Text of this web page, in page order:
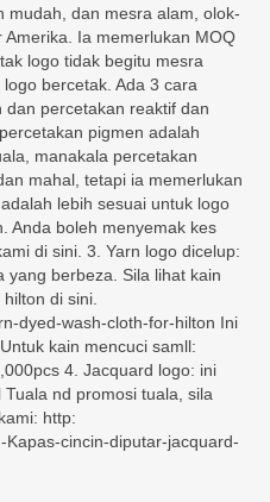
mudah, dan mesra alam, olok-
Ia memerlukan MOQ
logo tidak begitu mesra
bercetak. Ada 3 cara
percetakan reaktif dan
pigmen adalah
manakala percetakan
mahal, tetapi ia memerlukan
lebih sesuai untuk logo
Anda boleh menyemak kes
di sini. 3. Yarn logo dicelup:
yang berbeza. Sila lihat kain
di sini.
dyed-wash-cloth-for-hilton Ini
kain mencuci samll:
4. Jacquard logo: ini
nd promosi tuala, sila
http:
cincin-diputar-jacquard-